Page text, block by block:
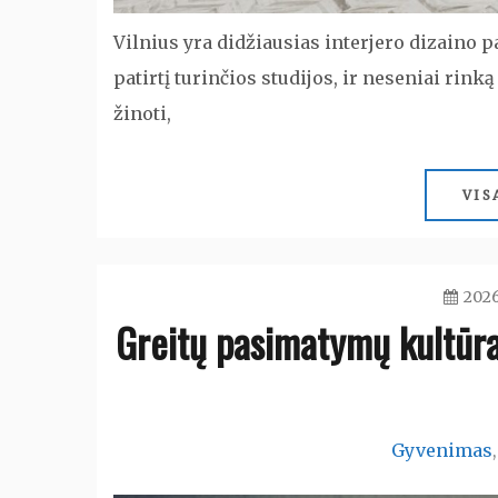
Vilnius yra didžiausias interjero dizaino
patirtį turinčios studijos, ir neseniai rinką
žinoti,
Greitų pasimatymų
Gyvenimas,